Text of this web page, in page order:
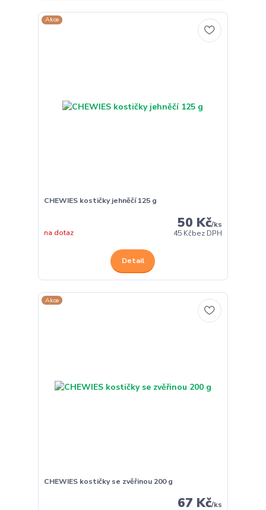
Akce
CHEWIES kostičky jehněčí 125 g
50 Kč/ks
45 Kčbez DPH
na dotaz
Detail
Akce
CHEWIES kostičky se zvěřinou 200 g
67 Kč/ks